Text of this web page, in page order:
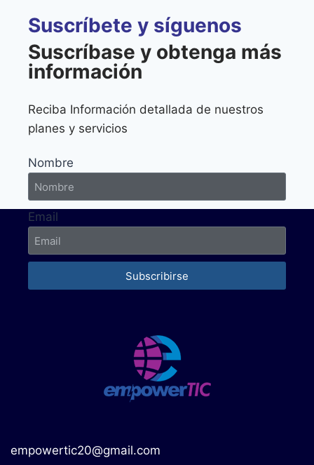
Suscríbete y síguenos
Suscríbase y obtenga más
información
Reciba Información detallada de nuestros
planes y servicios
Nombre
Email
Subscribirse
empowertic20@gmail.com